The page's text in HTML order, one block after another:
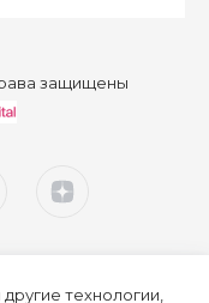
защищены
технологии,